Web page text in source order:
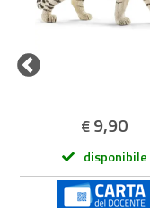
€9,90
disponibile